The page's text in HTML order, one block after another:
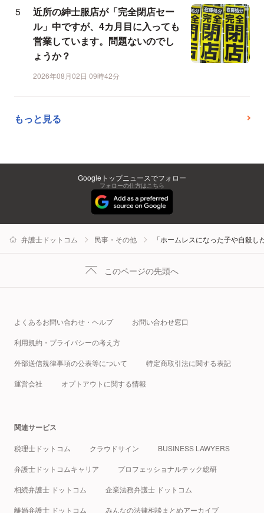
近所の紳士服店が「完全閉店セー
ル」中ですが、4カ月目に入っても
営業しています。問題ないのでし
ょうか？
2026年08月02日 09時42分
もっと見る
Googleトップニュースでフォロー
フォローの仕方はこちら
弁護士ドットコム 民事・その他 「ホームレスになった子や自殺
このページの先頭へ
よくあるお問い合わせ・ヘルプ お問い合わせ窓口
利用規約・プライバシーの考え方
外部送信規律事項の公表等について 特定商取引法に関する表記
運営会社 オプトアウトに関する情報
関連サービス
税理士ドットコム クラウドサイン BUSINESS LAWYERS
弁護士ドットコムキャリア プロフェッショナルテック総研
相続弁護士 ドットコム 企業法務弁護士 ドットコム
離婚弁護士 ドットコム みんなの法律相談まとめアーカイブ